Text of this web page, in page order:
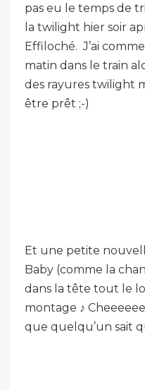
pas eu le temps de
la twilight hier soir
Effiloché. J’ai
matin dans le train
des rayures twilight
être prêt ;-)
Et une petite
Baby (comme la
dans la tête tout le
montage ♪
que quelqu’un sait